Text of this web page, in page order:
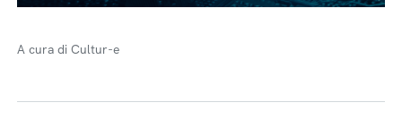
A cura di Cultur-e